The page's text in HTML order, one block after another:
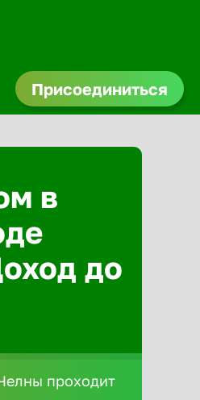
Присоединиться
в
до
проходит